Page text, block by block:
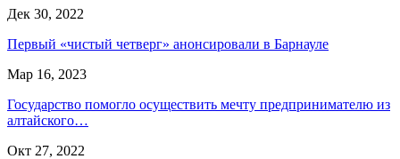
Дек 30, 2022
Первый «чистый четверг» анонсировали в Барнауле
Мар 16, 2023
Государство помогло осуществить мечту предпринимателю из
алтайского…
Окт 27, 2022